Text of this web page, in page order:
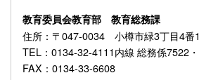
教育委員会教育部 教育総務課
住所 ：〒047-0034 小樽市緑3丁目4番
TEL ：0134-32-4111内線 総務係7522
FAX ：0134-33-6608